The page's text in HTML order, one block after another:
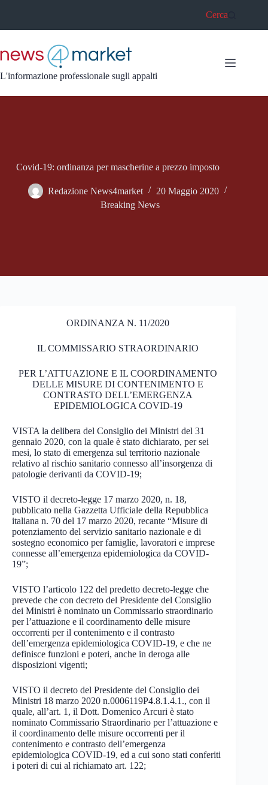
Cerca
L'informazione professionale sugli appalti
Covid-19: ordinanza per mascherine a prezzo imposto
Redazione News4market
20 Maggio 2020
Breaking News
ORDINANZA N. 11/2020
IL COMMISSARIO STRAORDINARIO
PER L’ATTUAZIONE E IL COORDINAMENTO
DELLE MISURE DI CONTENIMENTO E
CONTRASTO DELL’EMERGENZA
EPIDEMIOLOGICA COVID-19
VISTA la delibera del Consiglio dei Ministri del 31
gennaio 2020, con la quale è stato dichiarato, per sei
mesi, lo stato di emergenza sul territorio nazionale
relativo al rischio sanitario connesso all’insorgenza di
patologie derivanti da COVID-19;
VISTO il decreto-legge 17 marzo 2020, n. 18,
pubblicato nella Gazzetta Ufficiale della Repubblica
italiana n. 70 del 17 marzo 2020, recante “Misure di
potenziamento del servizio sanitario nazionale e di
sostegno economico per famiglie, lavoratori e imprese
connesse all’emergenza epidemiologica da COVID-
19”;
VISTO l’articolo 122 del predetto decreto-legge che
prevede che con decreto del Presidente del Consiglio
dei Ministri è nominato un Commissario straordinario
per l’attuazione e il coordinamento delle misure
occorrenti per il contenimento e il contrasto
dell’emergenza epidemiologica COVID-19, e che ne
definisce funzioni e poteri, anche in deroga alle
disposizioni vigenti;
VISTO il decreto del Presidente del Consiglio dei
Ministri 18 marzo 2020 n.0006119P4.8.1.4.1., con il
quale, all’art. 1, il Dott. Domenico Arcuri è stato
nominato Commissario Straordinario per l’attuazione e
il coordinamento delle misure occorrenti per il
contenimento e contrasto dell’emergenza
epidemiologica COVID-19, ed a cui sono stati conferiti
i poteri di cui al richiamato art. 122;